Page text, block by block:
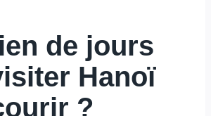
de jours
Hanoï
?